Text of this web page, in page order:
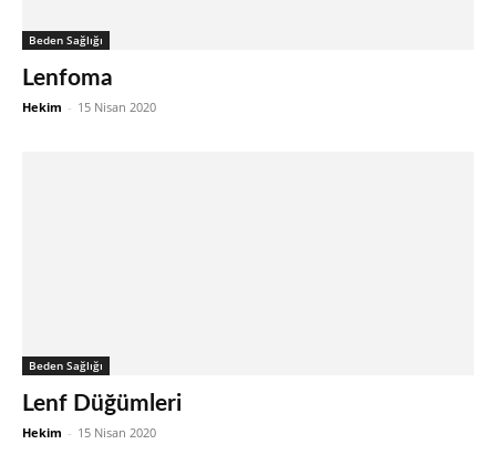
Beden Sağlığı
Lenfoma
Hekim - 15 Nisan 2020
Beden Sağlığı
Lenf Düğümleri
Hekim - 15 Nisan 2020